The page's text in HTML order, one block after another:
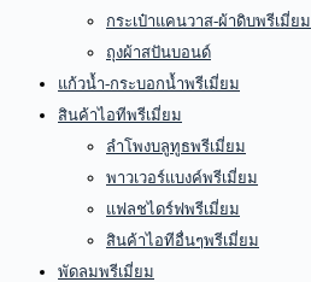
กระเป๋าแคนวาส-ผ้าดิบพรีเมี่ยม
ถุงผ้าสปันบอนด์
แก้วน้ำ-กระบอกน้ำพรีเมี่ยม
สินค้าไอทีพรีเมี่ยม
ลำโพงบลูทูธพรีเมี่ยม
พาวเวอร์แบงค์พรีเมี่ยม
แฟลชไดร์ฟพรีเมี่ยม
สินค้าไอทีอื่นๆพรีเมี่ยม
พัดลมพรีเมี่ยม